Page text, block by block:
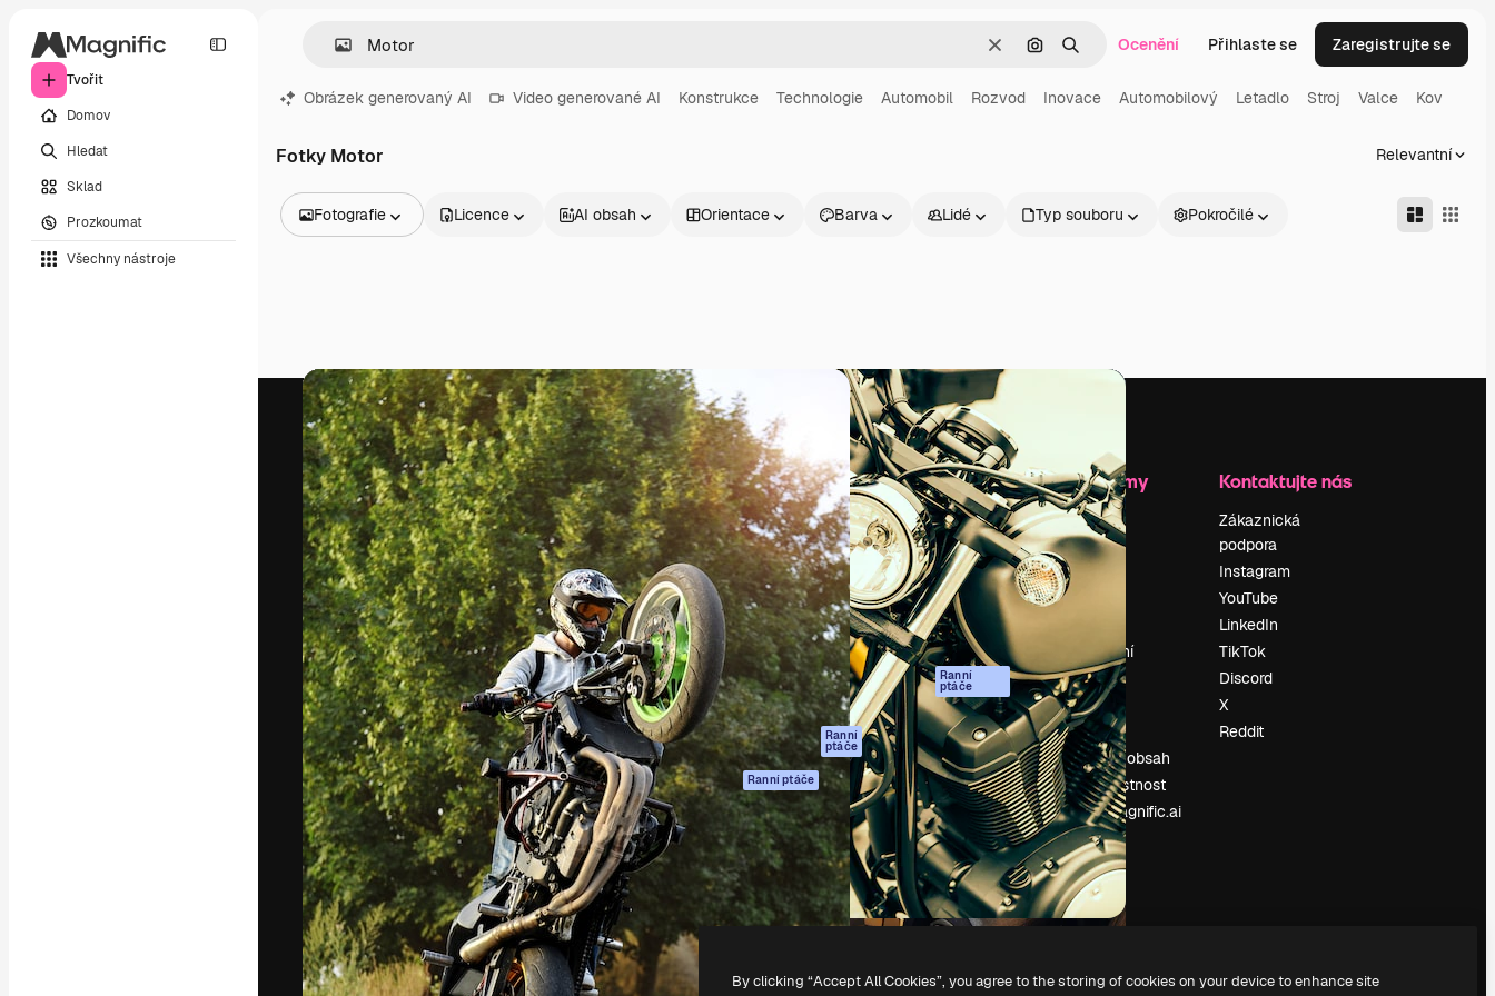
Tvořit
Domov
Hledat
Sklad
Prozkoumat
Všechny nástroje
ZrušitHledat podle obrázku
HledatOcenění Přihlaste se Zaregistrujte se
Obrázek generovaný AI Video generované AI Konstrukce Technologie Automobil Rozvod Inovace Automobilový Letadlo Stroj Valce Kov
Fotky Motor Relevantní
Fotografie
Videa
Záběry
Pohybová grafika
Video šablony
Ikony
3D modely
Písma
Licence AI obsah Orientace Barva Lidé Typ souboru Pokročilé
Kreativní platforma pro tvorbu vaší nejlepší
práce. Více než 1 milion předplatitelů napříč
kreativci, podniky, agenturami a studii.
Čeština
Produkty
Spaces
AI asistent
AI generátor
obrázků
AI generátor videa
AI hlasový
generátor
Stock obsah
MCP pro
Claude/ChatGPT
Ranní
ptáče
Agenti Ranní ptáče
API
Mobilní aplikace
Všechny nástroje
Magnific
Začněte
Academy
Dokumentace
Podpora
Podmínky použití
Zásady ochrany
osobních údajů
Originály Ranní
ptáče
Zásady používání
souborů cookie
Centrum důvěry
Partneři
Firmy
Zdroje firmy
Ocenění
O nás
Recenze
Kariéra
vyhledávání
Blog
Události
Slidesgo
Prodávejte obsah
Tisková místnost
Hledáte magnific.ai
Kontaktujte nás
Zákaznická
podpora
Instagram
YouTube
LinkedIn
TikTok
Discord
X
Reddit
Copyright © 2010-2026Freepik Company S.L.U. Všechna práva vyhrazena
By clicking “Accept All Cookies”, you agree to the storing of cookies on your device to enhance site